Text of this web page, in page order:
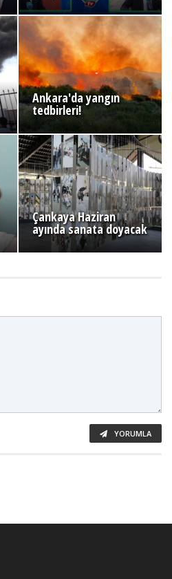
Ankara'da yangın
tedbirleri!
Çankaya Haziran
ayında sanata doyacak
YORUMLA